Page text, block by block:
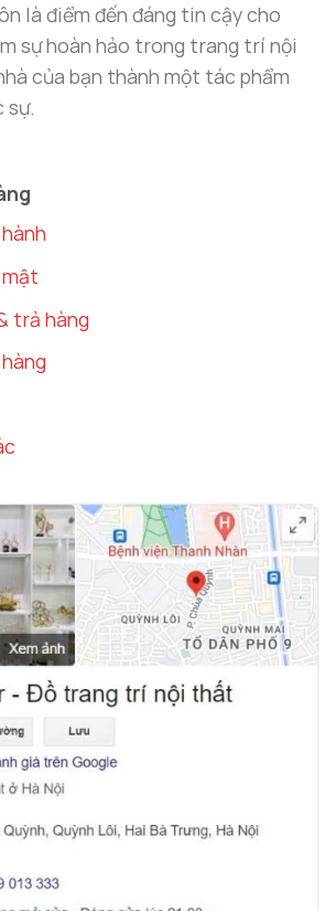
Làm Việc
cần sự sáng tạo và thoải mái.
treo tường mạ vàng cao cấp
sẽ giúp mở rộng không gian và tạo
làm việc cho nhân viên và nâng
việc.
mạ vàng thích hợp với không
nội thất hiện đại
Và Bảo Quản Gương Treo
Cao Cấp
là điểm đến đáng tin cậy cho
sự hoàn hảo trong trang trí nội
của bạn thành một tác phẩm
sự.
trả hàng